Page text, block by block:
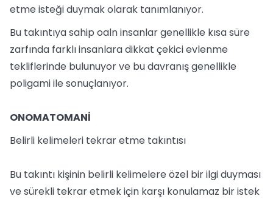
etme isteği duymak olarak tanımlanıyor.
Bu takıntıya sahip oaln insanlar genellikle kısa süre
zarfında farklı insanlara dikkat çekici evlenme
tekliflerinde bulunuyor ve bu davranış genellikle
poligami ile sonuçlanıyor.
ONOMATOMANİ
Belirli kelimeleri tekrar etme takıntısı
Bu takıntı kişinin belirli kelimelere özel bir ilgi duyması
ve sürekli tekrar etmek için karşı konulamaz bir istek